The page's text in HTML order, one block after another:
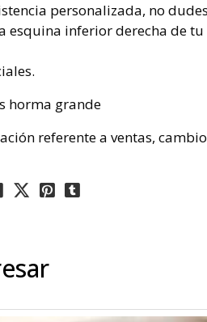
personalizada, no
esquina inferior derecha de
horma grande
referente a ventas,